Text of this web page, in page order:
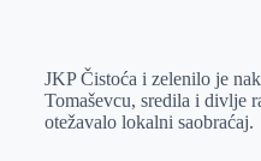
e
r
I
n
s
A
a
i
JKP Čistoća i zelenilo je
Tomaševcu, sredila i divlje
otežavalo lokalni saobraćaj.